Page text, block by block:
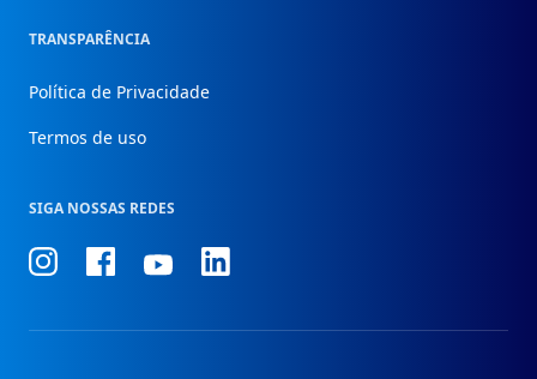
TRANSPARÊNCIA
Política de Privacidade
Termos de uso
SIGA NOSSAS REDES
ConheçaConheçaConheçaConheça